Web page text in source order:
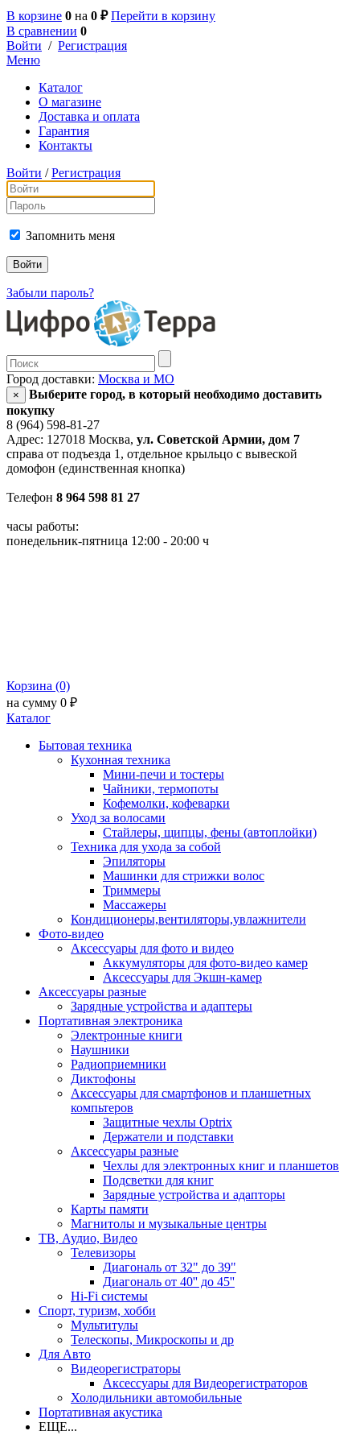
В корзине 0 на 0 ₽ Перейти в корзину
В сравнении 0
Войти / Регистрация
Меню
Каталог
О магазине
Доставка и оплата
Гарантия
Контакты
Войти / Регистрация
Запомнить меня
Забыли пароль?
Город доставки: Москва и МО
×
Выберите город, в который необходимо доставить
покупку
8 (964) 598-81-27
Адрес: 127018 Москва, ул. Советской Армии, дом 7
справа от подъезда 1, отдельное крыльцо с вывеской
домофон (единственная кнопка)
Телефон 8 964 598 81 27
часы работы:
понедельник-пятница 12:00 - 20:00 ч
Корзина (0)
на сумму 0 ₽
Каталог
Бытовая техника
Кухонная техника
Мини-печи и тостеры
Чайники, термопоты
Кофемолки, кофеварки
Уход за волосами
Стайлеры, щипцы, фены (автоплойки)
Техника для ухода за собой
Эпиляторы
Машинки для стрижки волос
Триммеры
Массажеры
Кондиционеры,вентиляторы,увлажнители
Фото-видео
Аксессуары для фото и видео
Аккумуляторы для фото-видео камер
Аксессуары для Экшн-камер
Аксессуары разные
Зарядные устройства и адаптеры
Портативная электроника
Электронные книги
Наушники
Радиоприемники
Диктофоны
Аксессуары для смартфонов и планшетных
компьтеров
Защитные чехлы Optrix
Держатели и подставки
Аксессуары разные
Чехлы для электронных книг и планшетов
Подсветки для книг
Зарядные устройства и адапторы
Карты памяти
Магнитолы и музыкальные центры
ТВ, Аудио, Видео
Телевизоры
Диагональ от 32" до 39"
Диагональ от 40'' до 45''
Hi-Fi системы
Спорт, туризм, хобби
Мультитулы
Телескопы, Микроскопы и др
Для Авто
Видеорегистраторы
Аксессуары для Видеорегистраторов
Холодильники автомобильные
Портативная акустика
ЕЩЕ...